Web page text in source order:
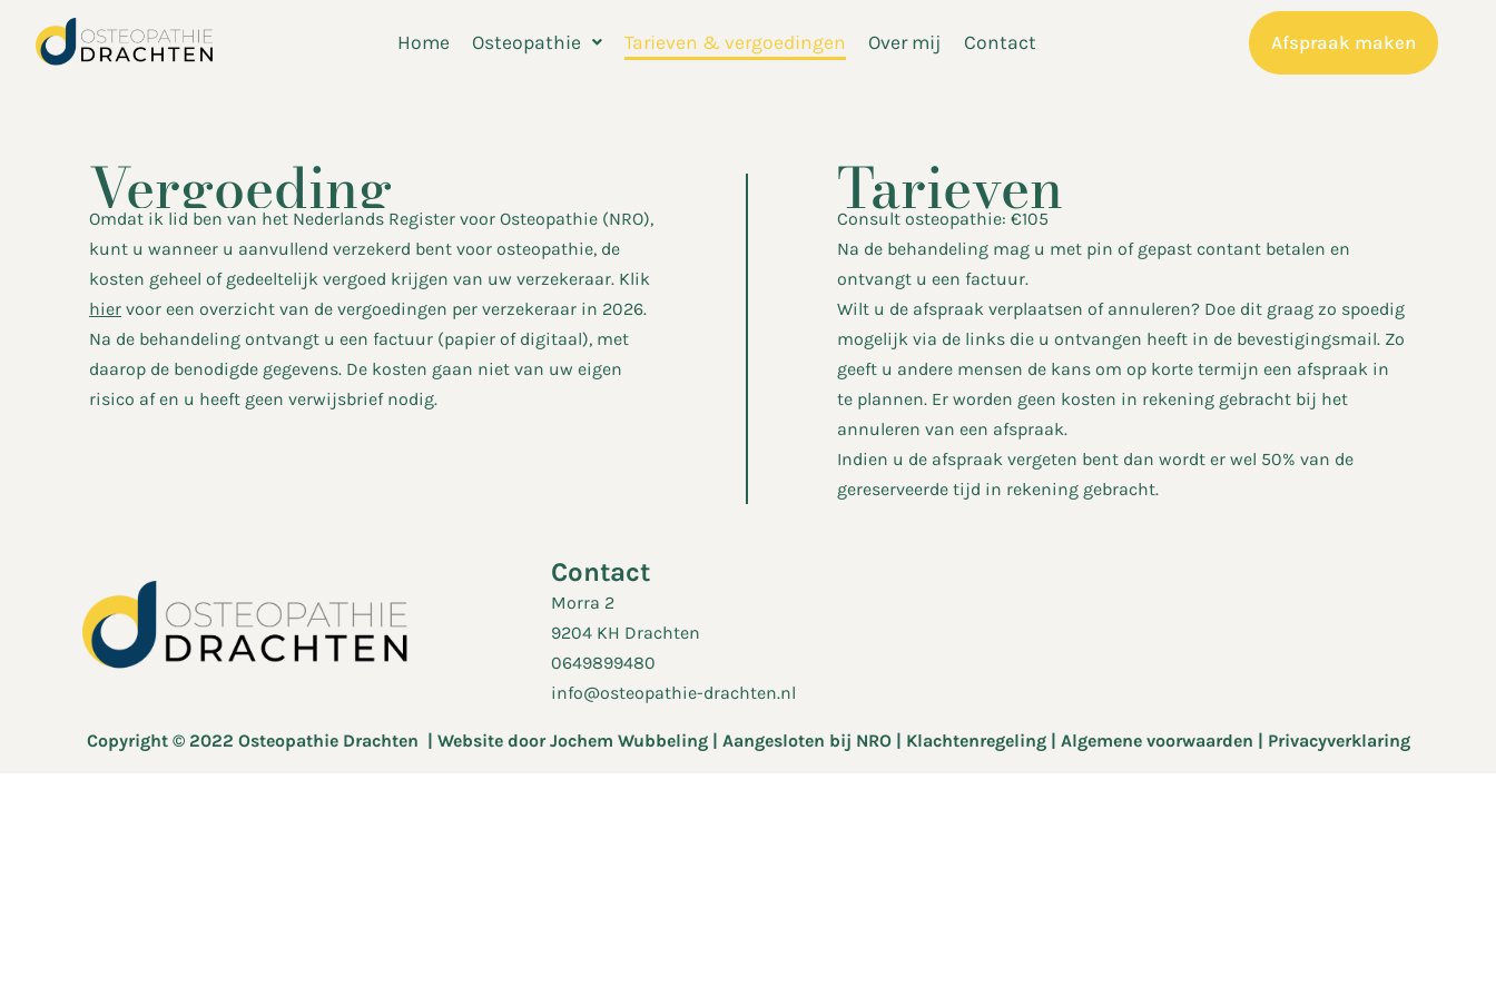
naar
Home Osteopathie Tarieven & vergoedingen Over mij Contact Afspraak maken
Vergoeding
Omdat ik lid ben van het Nederlands Register voor Osteopathie (NRO),
kunt u wanneer u aanvullend verzekerd bent voor osteopathie, de
kosten geheel of gedeeltelijk vergoed krijgen van uw verzekeraar. Klik
hier voor een overzicht van de vergoedingen per verzekeraar in 2026.
Na de behandeling ontvangt u een factuur (papier of digitaal), met
daarop de benodigde gegevens. De kosten gaan niet van uw eigen
risico af en u heeft geen verwijsbrief nodig.
Tarieven
Consult osteopathie: €105
Na de behandeling mag u met pin of gepast contant betalen en
ontvangt u een factuur.
Wilt u de afspraak verplaatsen of annuleren? Doe dit graag zo spoedig
mogelijk via de links die u ontvangen heeft in de bevestigingsmail. Zo
geeft u andere mensen de kans om op korte termijn een afspraak in
te plannen. Er worden geen kosten in rekening gebracht bij het
annuleren van een afspraak.
Indien u de afspraak vergeten bent dan wordt er wel 50% van de
gereserveerde tijd in rekening gebracht.
Contact
Morra 2
9204 KH Drachten
0649899480
info@osteopathie-drachten.nl
Copyright © 2022 Osteopathie Drachten | Website doorJochem Wubbeling | Aangesloten bij NRO| Klachtenregeling| Algemene voorwaarden | Privacyverklaring